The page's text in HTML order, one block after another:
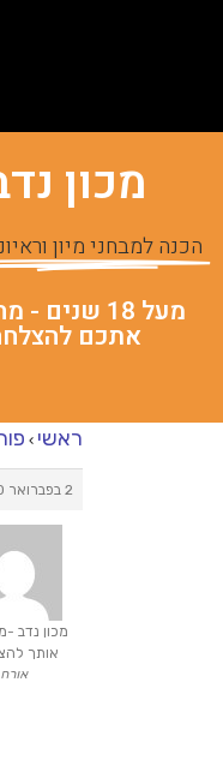
מכון
הכנה למבחני מיון
מעל 18 שנים
אתכם
ראשי ›
2 בפברואר 2020 בשעה 9:46
מכון נדב -
אותך
אורח